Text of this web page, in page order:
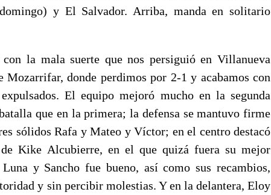
y El Salvador. Arriba, manda en solitario
la mala suerte que nos persiguió en Villanueva
Mozarrifar, donde perdimos por 2-1 y acabamos con
El equipo mejoró mucho en la segunda
que en la primera; la defensa se mantuvo firme
sólidos Rafa y Mateo y Víctor; en el centro destacó
Kike Alcubierre, en el que quizá fuera su mejor
y Sancho fue bueno, así como sus recambios,
y sin percibir molestias. Y en la delantera, Eloy